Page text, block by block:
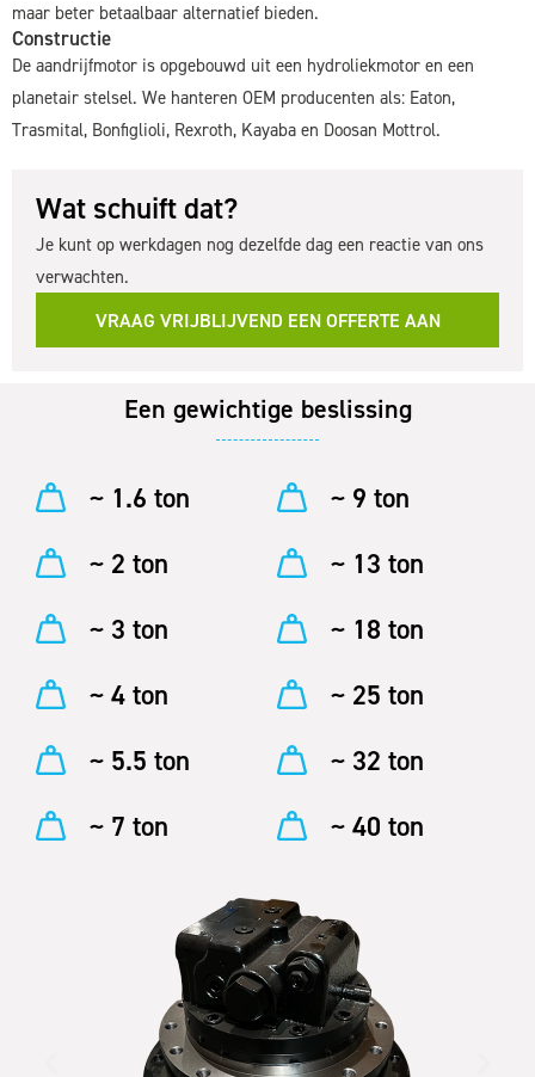
maar beter betaalbaar alternatief bieden.
Constructie
De aandrijfmotor is opgebouwd uit een hydroliekmotor en een
planetair stelsel. We hanteren OEM producenten als: Eaton,
Trasmital, Bonfiglioli, Rexroth, Kayaba en Doosan Mottrol.
Wat schuift dat?
Je kunt op werkdagen nog dezelfde dag een reactie van ons
verwachten.
VRAAG VRIJBLIJVEND EEN OFFERTE AAN
Een gewichtige beslissing
~ 1.6 ton
~ 2 ton
~ 3 ton
~ 4 ton
~ 5.5 ton
~ 7 ton
~ 9 ton
~ 13 ton
~ 18 ton
~ 25 ton
~ 32 ton
~ 40 ton